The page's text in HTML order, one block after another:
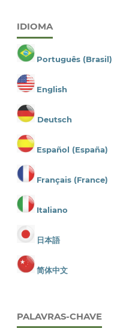
IDIOMA
Português (Brasil)
English
Deutsch
Español (España)
Français (France)
Italiano
日本語
简体中文
PALAVRAS-CHAVE